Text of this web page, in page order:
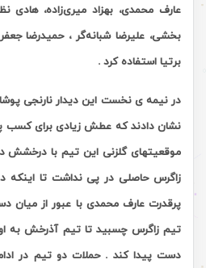
عارف محمدی، بهزاد میری‌زاده، هادی
بخشی، علیرضا شبانه‌گر ، حمیدرضا
برتیا استفاده کرد .
در نیمه ی نخست این دیدار نارنجی
نشان دادند که عطش زیادی برای کسب
موقعیتهای گلزنی این تیم با درخشش
زاگرس حاصلی در پی نداشت تا اینکه
پرقدرت عارف محمدی با عبور از میان
تیم زاگرس چسبید تا تیم آذرخش به
دست پیدا کند . حملات دو تیم در